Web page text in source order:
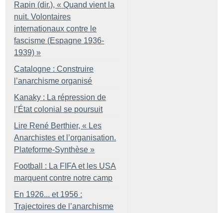
Rapin (dir.), « Quand vient la
nuit. Volontaires
internationaux contre le
fascisme (Espagne 1936-
1939) »
Catalogne : Construire
l’anarchisme organisé
Kanaky : La répression de
l’État colonial se poursuit
Lire René Berthier, « Les
Anarchistes et l’organisation.
Plateforme-Synthèse »
Football : La FIFA et les USA
marquent contre notre camp
En 1926... et 1956 :
Trajectoires de l’anarchisme